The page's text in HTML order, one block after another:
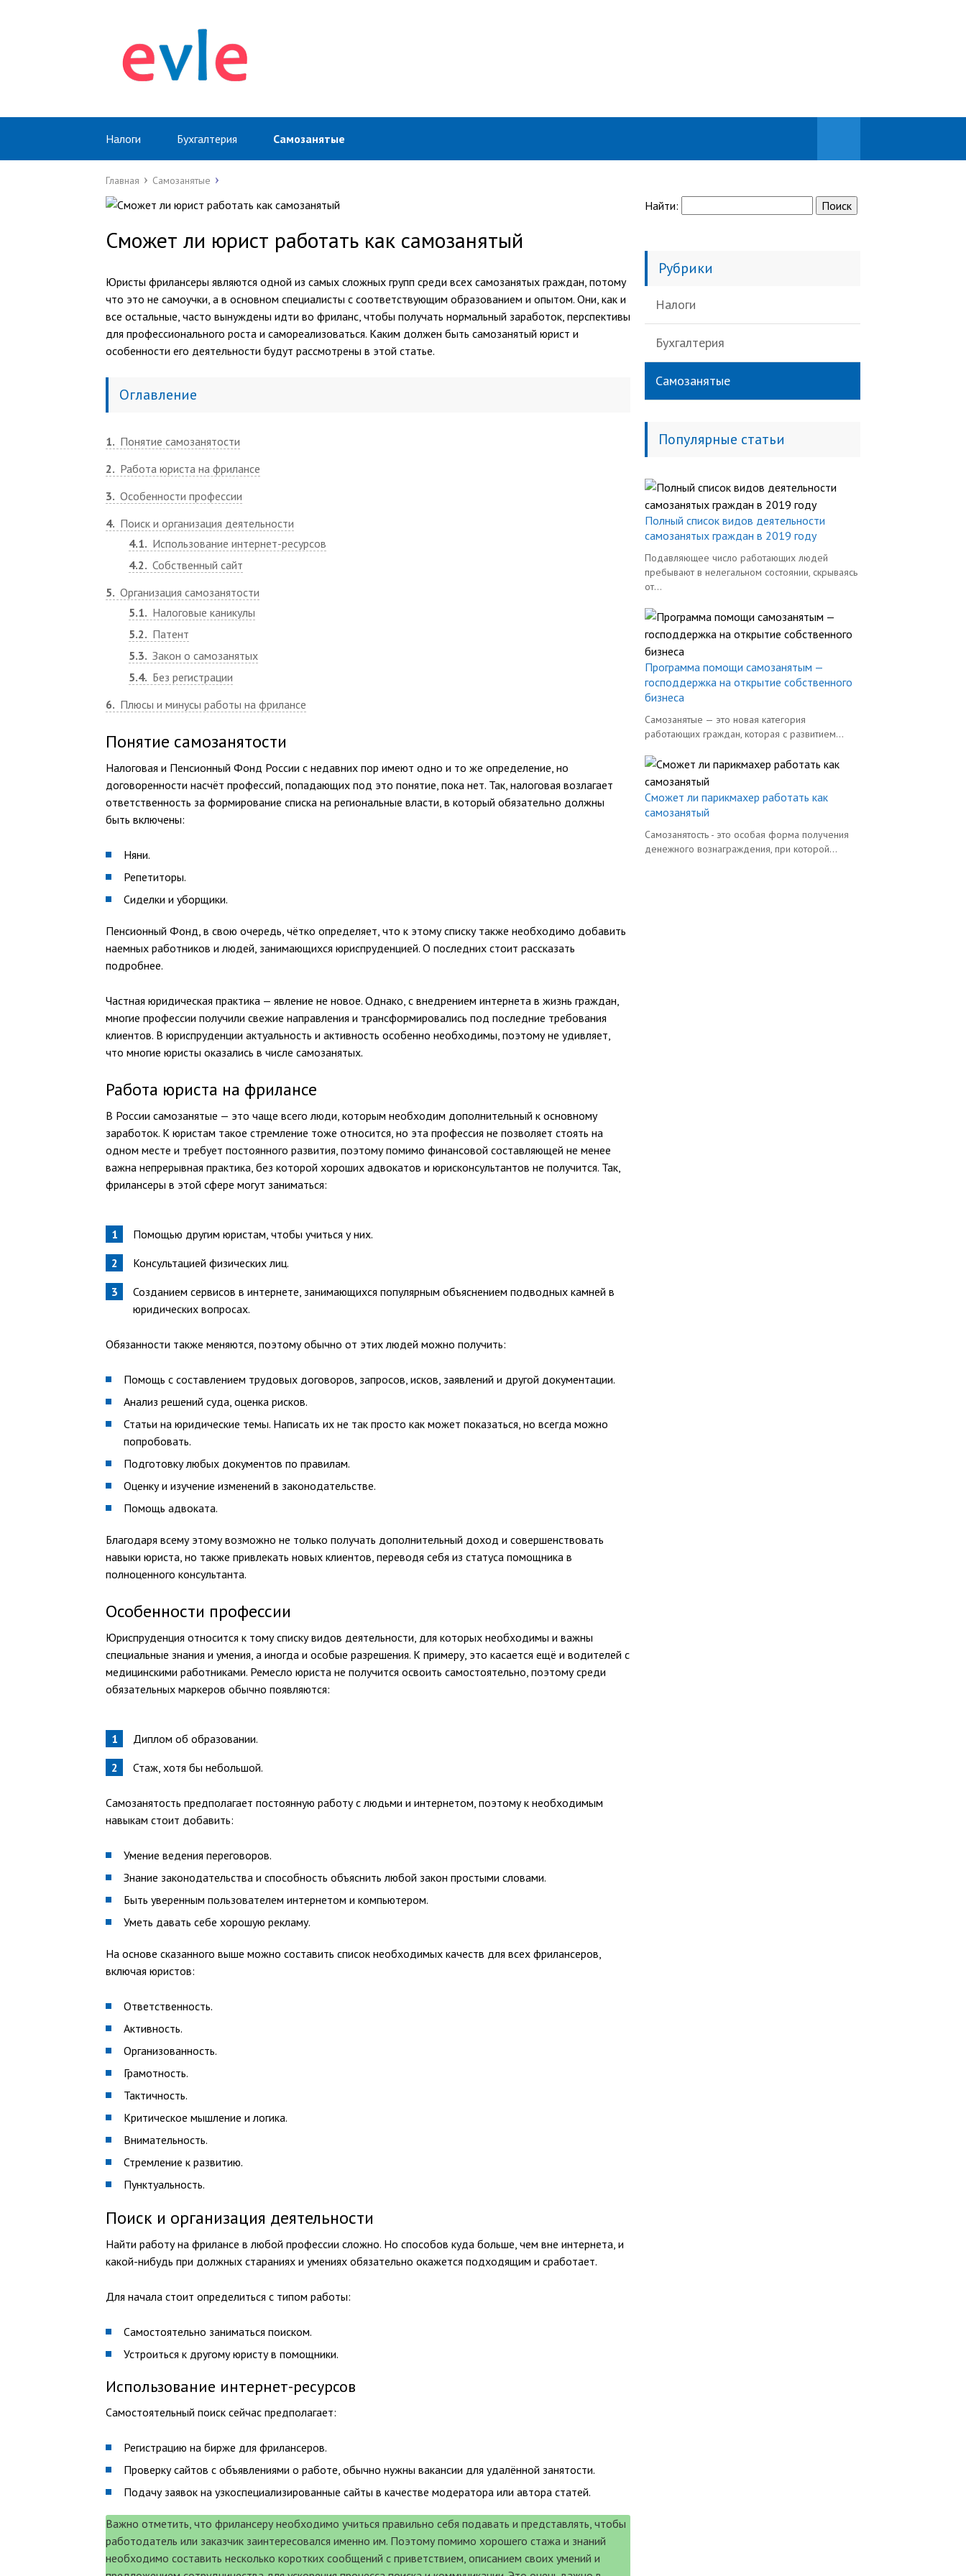
Налоги Бухгалтерия Самозанятые
Главная Самозанятые
Сможет ли юрист работать как самозанятый
Юристы фрилансеры являются одной из самых сложных групп среди всех самозанятых граждан, потому
что это не самоучки, а в основном специалисты с соответствующим образованием и опытом. Они, как и
все остальные, часто вынуждены идти во фриланс, чтобы получать нормальный заработок, перспективы
для профессионального роста и самореализоваться. Каким должен быть самозанятый юрист и
особенности его деятельности будут рассмотрены в этой статье.
Оглавление
1
Понятие самозанятости
2
Работа юриста на фрилансе
3 Особенности профессии
4 Поиск и организация деятельности
4.1
Использование интернет-ресурсов
4.2
Собственный сайт
5 Организация самозанятости
5.1
Налоговые каникулы
5.2
Патент
5.3 Закон о самозанятых
5.4 Без регистрации
6
Плюсы и минусы работы на фрилансе
Понятие самозанятости
Налоговая и Пенсионный Фонд России с недавних пор имеют одно и то же определение, но
договоренности насчёт профессий, попадающих под это понятие, пока нет. Так, налоговая возлагает
ответственность за формирование списка на региональные власти, в который обязательно должны
быть включены:
Няни.
Репетиторы.
Сиделки и уборщики.
Пенсионный Фонд, в свою очередь, чётко определяет, что к этому списку также необходимо добавить
наемных работников и людей, занимающихся юриспруденцией. О последних стоит рассказать
подробнее.
Частная юридическая практика — явление не новое. Однако, с внедрением интернета в жизнь граждан,
многие профессии получили свежие направления и трансформировались под последние требования
клиентов. В юриспруденции актуальность и активность особенно необходимы, поэтому не удивляет,
что многие юристы оказались в числе самозанятых.
Работа юриста на фрилансе
В России самозанятые — это чаще всего люди, которым необходим дополнительный к основному
заработок. К юристам такое стремление тоже относится, но эта профессия не позволяет стоять на
одном месте и требует постоянного развития, поэтому помимо финансовой составляющей не менее
важна непрерывная практика, без которой хороших адвокатов и юрисконсультантов не получится. Так,
фрилансеры в этой сфере могут заниматься:
Помощью другим юристам, чтобы учиться у них.
Консультацией физических лиц.
Созданием сервисов в интернете, занимающихся популярным объяснением подводных камней в
юридических вопросах.
Обязанности также меняются, поэтому обычно от этих людей можно получить:
Помощь с составлением трудовых договоров, запросов, исков, заявлений и другой документации.
Анализ решений суда, оценка рисков.
Статьи на юридические темы. Написать их не так просто как может показаться, но всегда можно
попробовать.
Подготовку любых документов по правилам.
Оценку и изучение изменений в законодательстве.
Помощь адвоката.
Благодаря всему этому возможно не только получать дополнительный доход и совершенствовать
навыки юриста, но также привлекать новых клиентов, переводя себя из статуса помощника в
полноценного консультанта.
Особенности профессии
Юриспруденция относится к тому списку видов деятельности, для которых необходимы и важны
специальные знания и умения, а иногда и особые разрешения. К примеру, это касается ещё и водителей с
медицинскими работниками. Ремесло юриста не получится освоить самостоятельно, поэтому среди
обязательных маркеров обычно появляются:
Диплом об образовании.
Стаж, хотя бы небольшой.
Самозанятость предполагает постоянную работу с людьми и интернетом, поэтому к необходимым
навыкам стоит добавить:
Умение ведения переговоров.
Знание законодательства и способность объяснить любой закон простыми словами.
Быть уверенным пользователем интернетом и компьютером.
Уметь давать себе хорошую рекламу.
На основе сказанного выше можно составить список необходимых качеств для всех фрилансеров,
включая юристов:
Ответственность.
Активность.
Организованность.
Грамотность.
Тактичность.
Критическое мышление и логика.
Внимательность.
Стремление к развитию.
Пунктуальность.
Поиск и организация деятельности
Найти работу на фрилансе в любой профессии сложно. Но способов куда больше, чем вне интернета, и
какой-нибудь при должных стараниях и умениях обязательно окажется подходящим и сработает.
Для начала стоит определиться с типом работы:
Самостоятельно заниматься поиском.
Устроиться к другому юристу в помощники.
Использование интернет-ресурсов
Самостоятельный поиск сейчас предполагает:
Регистрацию на бирже для фрилансеров.
Проверку сайтов с объявлениями о работе, обычно нужны вакансии для удалённой занятости.
Подачу заявок на узкоспециализированные сайты в качестве модератора или автора статей.
Важно отметить, что фрилансеру необходимо учиться правильно себя подавать и представлять, чтобы
работодатель или заказчик заинтересовался именно им. Поэтому помимо хорошего стажа и знаний
необходимо составить несколько коротких сообщений с приветствием, описанием своих умений и
Найти:
Рубрики
Налоги
Бухгалтерия
Самозанятые
Популярные статьи
Полный список видов деятельности
самозанятых граждан в 2019 году
Подавляющее число работающих людей
пребывают в нелегальном состоянии, скрываясь
от...
Программа помощи самозанятым —
господдержка на открытие собственного
бизнеса
Самозанятые — это новая категория
работающих граждан, которая с развитием...
Сможет ли парикмахер работать как
самозанятый
Самозанятость - это особая форма получения
денежного вознаграждения, при которой...